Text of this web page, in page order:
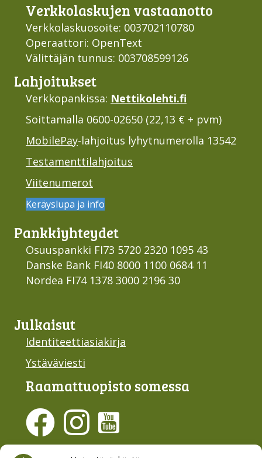
Verkko­laskujen vastaan­otto
Verkkolaskuosoite: 003702110780
Operaattori: OpenText
Välittäjän tunnus: 003708599126
Lahjoi­tukset
Verkkopankissa: Nettikolehti.fi
Soittamalla 0600-02650 (22,13 € + pvm)
MobilePay-lahjoitus lyhytnumerolla 13542
Testamenttilahjoitus
Viitenumerot
Keräyslupa ja info
Pankki­yhteydet
Osuuspankki FI73 5720 2320 1095 43
Danske Bank FI40 8000 1100 0684 11
Nordea FI74 1378 3000 2196 30
Julkaisut
Identiteettiasiakirja
Ystäväviesti
Raamattu­opisto somessa